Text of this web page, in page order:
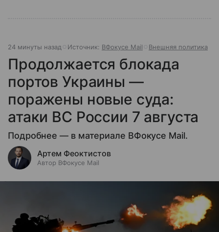
24 минуты назад Источник: ВФокусе Mail Внешняя политика
Продолжается блокада
портов Украины —
поражены новые суда:
атаки ВС России 7 августа
Подробнее — в материале ВФокусе Mail.
Артем Феоктистов
Автор ВФокусе Mail